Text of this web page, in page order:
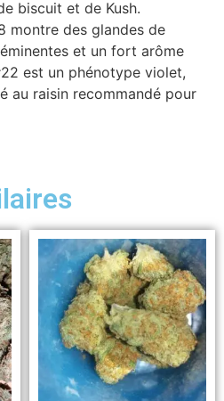
biscuit et de Kush.
montre des glandes de
et un fort arôme
est un phénotype violet,
au raisin recommandé pour